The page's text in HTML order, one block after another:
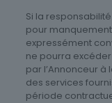
Si la
pour
expressément
ne pourra
par l’Annonceur à
des services
période